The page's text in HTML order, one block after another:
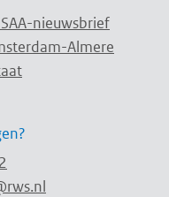
nieuwsbrief
Almere